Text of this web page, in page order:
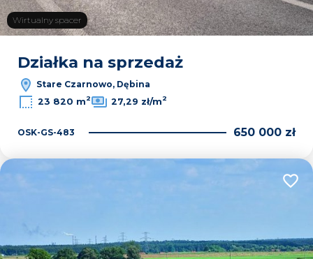
Wirtualny spacer
Działka na sprzedaż
Stare Czarnowo, Dębina
23 820 m2 27,29 zł/m2
OSK-GS-483 650 000 zł